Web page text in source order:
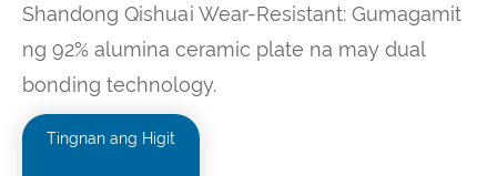
Shandong Qishuai Wear-Resistant: Gumagamit
ng 92% alumina ceramic plate na may dual
bonding technology.
Tingnan ang Higit